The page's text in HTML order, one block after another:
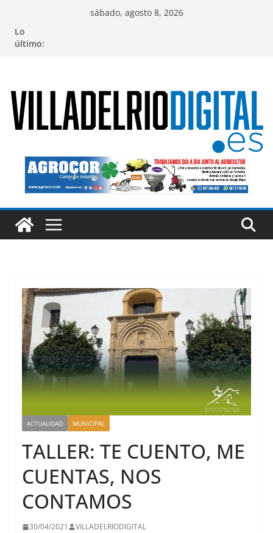
contenido
sábado, agosto 8, 2026
Lo
último:
ACTUALIDAD MUNICIPAL
TALLER: TE CUENTO, ME
CUENTAS, NOS
CONTAMOS
30/04/2021 VILLADELRIODIGITAL